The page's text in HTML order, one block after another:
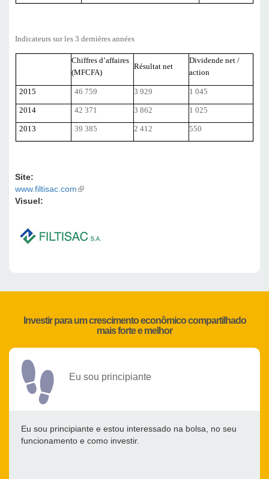
Indicateurs sur les 3 dernières années
Chiffres d’affaires
(MFCFA)
Résultat net
Dividende net /
action
2015 46 759 3 929 1 045
2014 42 371 3 862 1 025
2013 39 385 2 412 550
Site:
www.filtisac.com(link is external)
Visuel:
Investir para um crescimento econômico compartilhado
mais forte e melhor
Eu sou principiante
Eu sou principiante e estou interessado na bolsa, no seu
funcionamento e como investir.